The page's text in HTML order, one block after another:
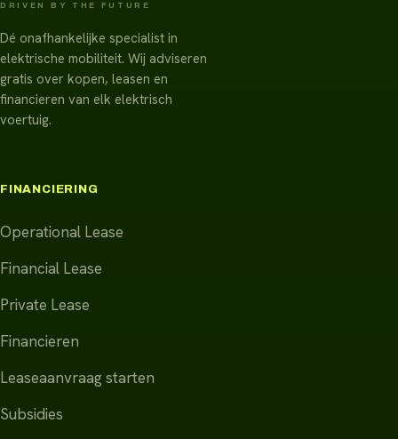
DRIVEN BY THE FUTURE
Dé onafhankelijke specialist in
elektrische mobiliteit. Wij adviseren
gratis over kopen, leasen en
financieren van elk elektrisch
voertuig.
FINANCIERING
Operational Lease
Financial Lease
Private Lease
Financieren
Leaseaanvraag starten
Subsidies